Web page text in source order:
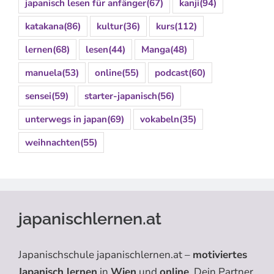
japanisch lesen für anfänger(67) kanji(94)
katakana(86) kultur(36) kurs(112)
lernen(68) lesen(44) Manga(48)
manuela(53) online(55) podcast(60)
sensei(59) starter-japanisch(56)
unterwegs in japan(69) vokabeln(35)
weihnachten(55)
japanischlernen.at
Japanischschule japanischlernen.at – motiviertes